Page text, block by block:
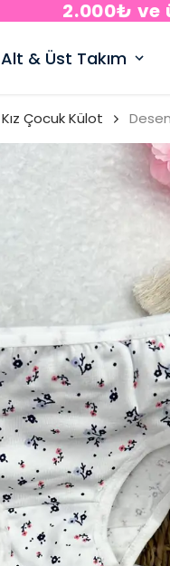
2.000₺ ve
Alt & Üst Takım
Kız Çocuk Külot